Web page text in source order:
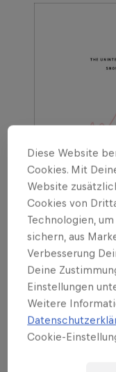
Layers
Diese Website
Cookies. Mit
Website
Cookies von
Technologien,
sichern, aus
Verbesserung
Deine
Einstellungen
Weitere
Cookie-